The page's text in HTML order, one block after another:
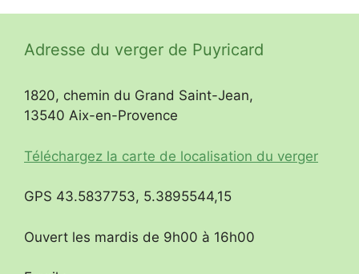
Adresse du verger de Puyricard
1820, chemin du Grand Saint-Jean,
13540 Aix-en-Provence
Téléchargez la carte de localisation du verger
GPS 43.5837753, 5.3895544,15
Ouvert les mardis de 9h00 à 16h00